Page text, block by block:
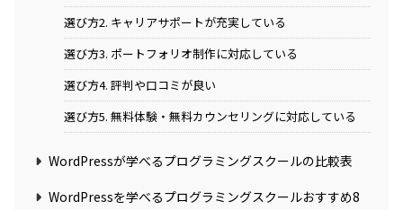
選び方2. キャリアサポートが充実している
選び方3. ポートフォリオ制作に対応している
選び方4. 評判や口コミが良い
選び方5. 無料体験・無料カウンセリングに対応している
WordPressが学べるプログラミングスクールの比較表
WordPressを学べるプログラミングスクールおすすめ8